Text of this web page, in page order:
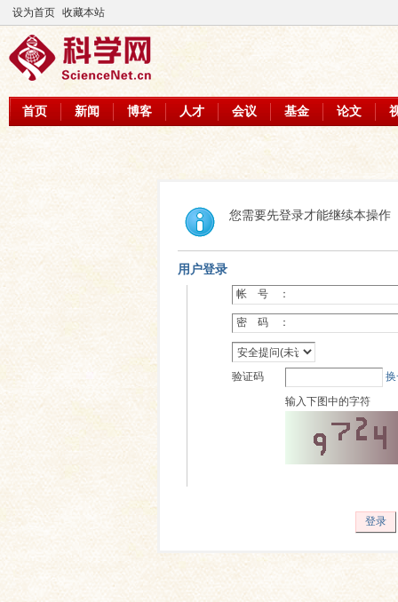
设为首页 收藏本站
首页 新闻 博客 人才 会议 基金 论文
您需要先登录才能继续本操作
用户登录
帐 号 ：
密 码 ：
验证码
输入下图中的字符
登录